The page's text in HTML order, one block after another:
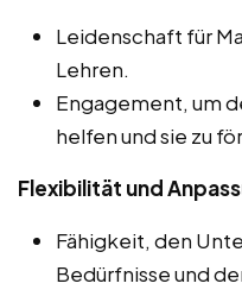
Leidenschaft für
Lehren.
Engagement, um
helfen und sie zu
Flexibilität und
Fähigkeit, den
Bedürfnisse und